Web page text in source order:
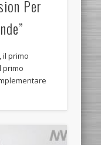
Per
il primo
primo